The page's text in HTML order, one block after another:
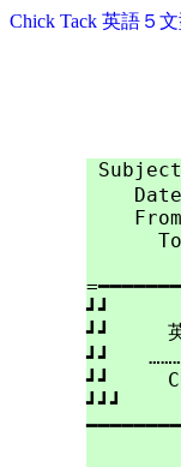
Chick Tack 英語５
┛┛
┛┛　　　
┛┛　　
┛┛　　
┛┛┛